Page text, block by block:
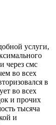
услуги,
через смс
во всех
в
во всех
и прочих
тысяча
и